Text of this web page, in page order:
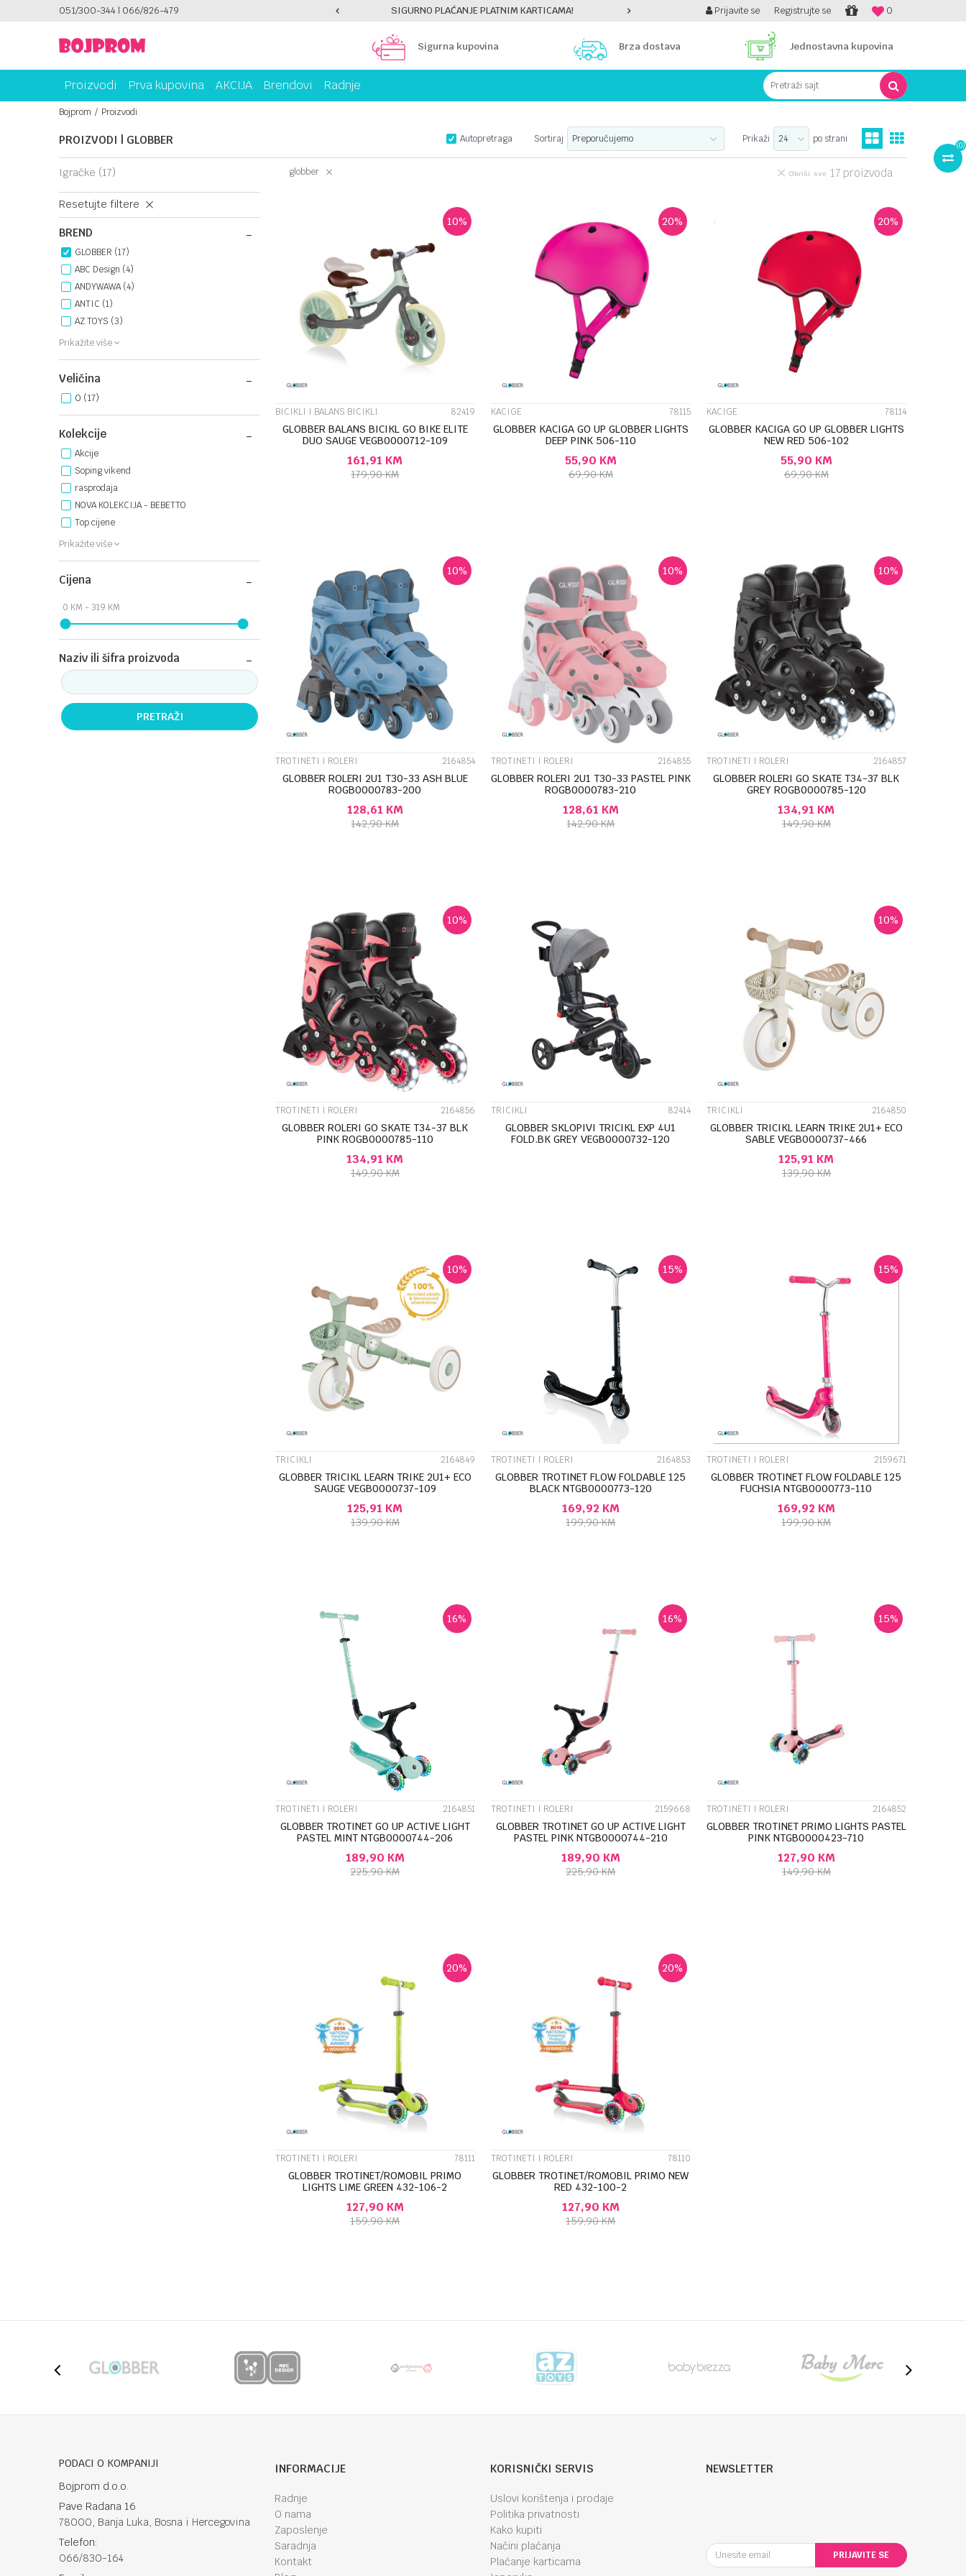
051/300-344 | 066/826-479PLATI UNICREDIT KARTICOM NA RATE! SIGURNO PLAĆANJE PLATNIM KARTICAMA! PLATI UNICREDIT KARTICOM NA RATE! 0
Prijavite se Registrujte se
Sigurna kupovina Brza dostava Jednostavna kupovina
Proizvodi Prva kupovina AKCIJA Brendovi Radnje Pretraži sajt
(0)
Bojprom Proizvodi
PROIZVODI | GLOBBER Autopretraga Sortiraj Prikaži po strani
igračke (17)
Resetujte filtere
BREND
GLOBBER (17)
ABC Design (4)
ANDYWAWA (4)
ANTIC (1)
AZ TOYS (3)
Prikažite više
Veličina
0 (17)
Kolekcije
Akcije
Soping vikend
rasprodaja
NOVA KOLEKCIJA - BEBETTO
Top cijene
Prikažite više
Cijena
Naziv ili šifra proizvoda
PRETRAŽI
globber 17 proizvoda
Obriši sve
UPOREDI
10%
BICIKLI I BALANS BICIKLI 82419
GLOBBER BALANS BICIKL GO BIKE ELITE
DUO SAUGE VEGB0000712-109
161,91 KM
179,90KM
UPOREDI
20%
KACIGE 78115
GLOBBER KACIGA GO UP GLOBBER LIGHTS
DEEP PINK 506-110
55,90 KM
69,90KM
UPOREDI
20%
KACIGE 78114
GLOBBER KACIGA GO UP GLOBBER LIGHTS
NEW RED 506-102
55,90 KM
69,90KM
UPOREDI
10%
TROTINETI I ROLERI 2164854
GLOBBER ROLERI 2U1 T30-33 ASH BLUE
ROGB0000783-200
128,61 KM
142,90KM
UPOREDI
10%
TROTINETI I ROLERI 2164855
GLOBBER ROLERI 2U1 T30-33 PASTEL PINK
ROGB0000783-210
128,61 KM
142,90KM
UPOREDI
10%
TROTINETI I ROLERI 2164857
GLOBBER ROLERI GO SKATE T34-37 BLK
GREY ROGB0000785-120
134,91 KM
149,90KM
UPOREDI
10%
TROTINETI I ROLERI 2164856
GLOBBER ROLERI GO SKATE T34-37 BLK
PINK ROGB0000785-110
134,91 KM
149,90KM
UPOREDI
TRICIKLI 82414
GLOBBER SKLOPIVI TRICIKL EXP 4U1
FOLD.BK GREY VEGB0000732-120
UPOREDI
10%
TRICIKLI 2164850
GLOBBER TRICIKL LEARN TRIKE 2U1+ ECO
SABLE VEGB0000737-466
125,91 KM
139,90KM
UPOREDI
10%
TRICIKLI 2164849
GLOBBER TRICIKL LEARN TRIKE 2U1+ ECO
SAUGE VEGB0000737-109
125,91 KM
139,90KM
15%
TROTINETI I ROLERI 2164853
GLOBBER TROTINET FLOW FOLDABLE 125
BLACK NTGB0000773-120
169,92 KM
199,90KM
UPOREDI
15%
TROTINETI I ROLERI 2159671
GLOBBER TROTINET FLOW FOLDABLE 125
FUCHSIA NTGB0000773-110
169,92 KM
199,90KM
UPOREDI
16%
TROTINETI I ROLERI 2164851
GLOBBER TROTINET GO UP ACTIVE LIGHT
PASTEL MINT NTGB0000744-206
189,90 KM
225,90KM
UPOREDI
16%
TROTINETI I ROLERI 2159668
GLOBBER TROTINET GO UP ACTIVE LIGHT
PASTEL PINK NTGB0000744-210
189,90 KM
225,90KM
UPOREDI
15%
TROTINETI I ROLERI 2164852
GLOBBER TROTINET PRIMO LIGHTS PASTEL
PINK NTGB0000423-710
127,90 KM
149,90KM
20%
TROTINETI I ROLERI 78111
GLOBBER TROTINET/ROMOBIL PRIMO
LIGHTS LIME GREEN 432-106-2
127,90 KM
159,90KM
20%
TROTINETI I ROLERI 78110
GLOBBER TROTINET/ROMOBIL PRIMO NEW
RED 432-100-2
127,90 KM
159,90KM
PODACI O KOMPANIJI
Bojprom d.o.o.
Pave Radana 16
78000, Banja Luka, Bosna i Hercegovina
Telefon:
066/830-164
INFORMACIJE
Radnje
O nama
Zaposlenje
Saradnja
Kontakt
KORISNIČKI SERVIS
Uslovi korištenja i prodaje
Politika privatnosti
Kako kupiti
Načini plaćanja
Plaćanje karticama
NEWSLETTER
PRIJAVITE SE